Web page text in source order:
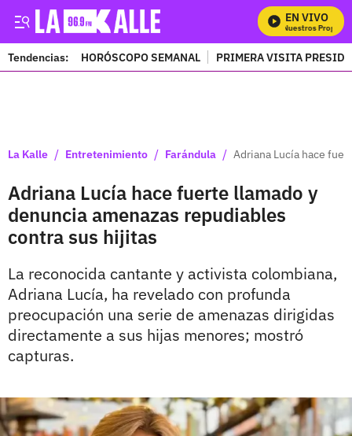
EN VIVO
Mira Todos Nuestros Programas
Tendencias: HORÓSCOPO SEMANAL PRIMERA VISITA
La Kalle / Entretenimiento / Farándula / Adriana Lucía hace
Adriana Lucía hace fuerte llamado y
denuncia amenazas repudiables
contra sus hijitas
La reconocida cantante y activista colombiana,
Adriana Lucía, ha revelado con profunda
preocupación una serie de amenazas dirigidas
directamente a sus hijas menores; mostró
capturas.